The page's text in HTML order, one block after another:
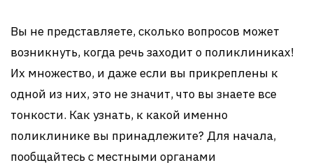
Вы не представляете, сколько вопросов может
возникнуть, когда речь заходит о поликлиниках!
Их множество, и даже если вы прикреплены к
одной из них, это не значит, что вы знаете все
тонкости. Как узнать, к какой именно
поликлинике вы принадлежите? Для начала,
пообщайтесь с местными органами